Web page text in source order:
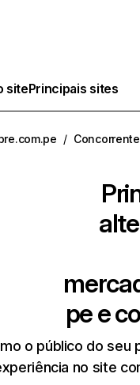
sitePrincipais sites
/
pee
o público do seu
no site